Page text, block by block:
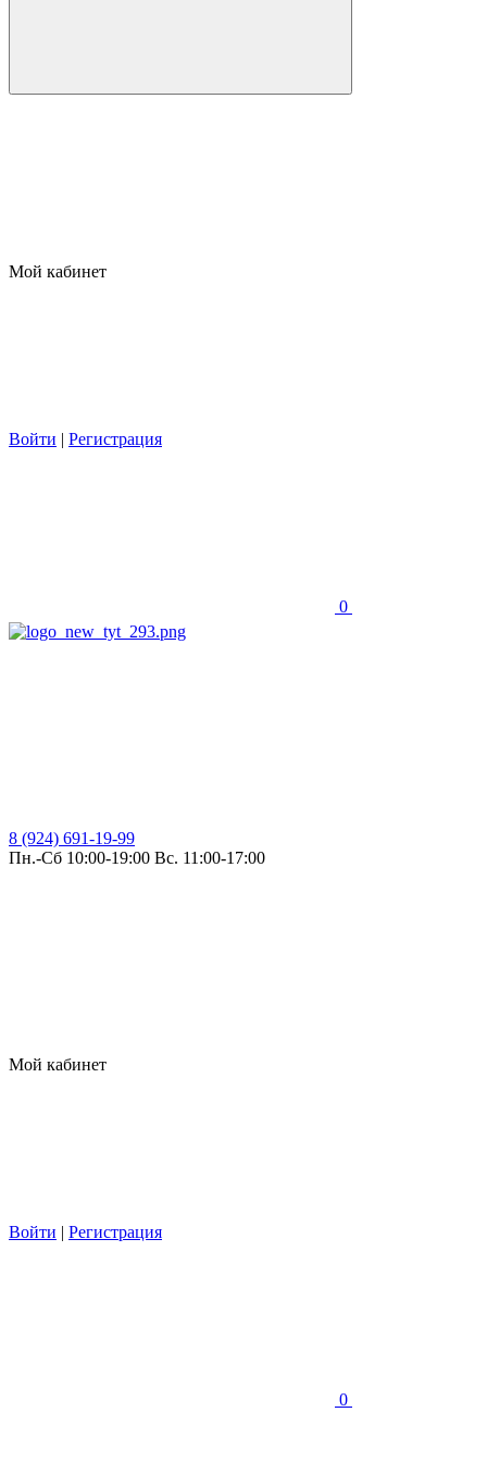
Мой кабинет
Войти | Регистрация
0
8 (924) 691-19-99
Пн.-Сб 10:00-19:00 Вс. 11:00-17:00
Мой кабинет
Войти | Регистрация
0